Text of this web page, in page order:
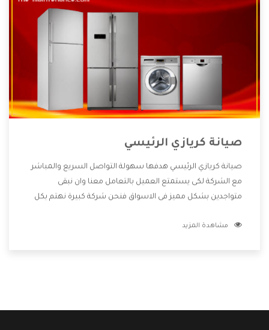
صيانة كريازي الرئيسي
صيانة كريازي الرئيسي هدفها سهولة التواصل السريع والمباشر
مع الشركة لكى يستمتع العميل بالتعامل معنا وان نبقى
متواجدين بشكل مميز فى الاسواق فنحن شركة كبيرة نهتم بكل
الشركة بها والتى تكون منها خدمة الصيانة التى تكون من أهم
مشاهدة المزيد